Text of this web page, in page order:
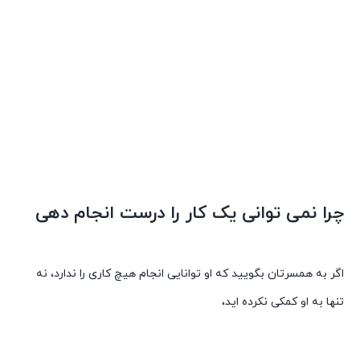
چرا نمی توانی یک کار را درست انجام دهی
اگر به همسرتان بگویید که او توانایی انجام هیچ کاری را ندارد، نه
تنها به او کمکی نکرده اید،